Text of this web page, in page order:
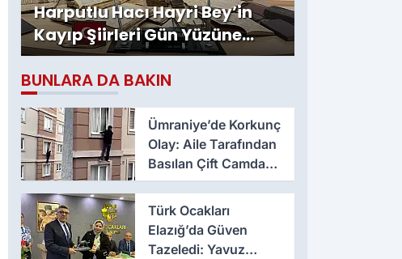
Harputlu Hacı Hayri Bey’in
Kayıp Şiirleri Gün Yüzüne
Çıktı
BUNLARA DA BAKIN
Ümraniye’de Korkunç
Olay: Aile Tarafından
Basılan Çift Camdan
Atladı
Türk Ocakları
Elazığ’da Güven
Tazeledi: Yavuz